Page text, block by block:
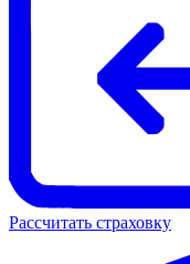
Рассчитать страховку